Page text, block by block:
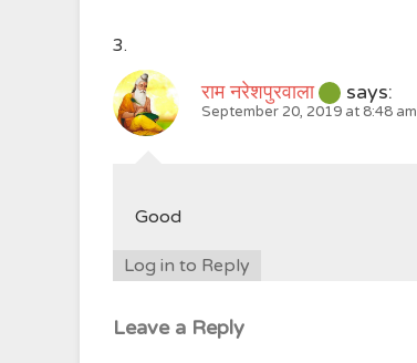
राम नरेशपुरवाला says:
September 20, 2019 at 8:48 am
Good
Log in to Reply
Leave a Reply